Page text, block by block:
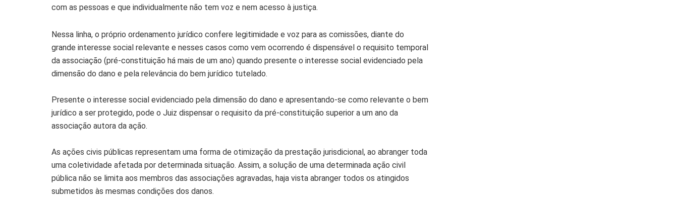
com as pessoas e que individualmente não tem voz e nem acesso à justiça.
Nessa linha, o próprio ordenamento jurídico confere legitimidade e voz para as comissões, diante do
grande interesse social relevante e nesses casos como vem ocorrendo é dispensável o requisito temporal
da associação (pré-constituição há mais de um ano) quando presente o interesse social evidenciado pela
dimensão do dano e pela relevância do bem jurídico tutelado.
Presente o interesse social evidenciado pela dimensão do dano e apresentando-se como relevante o bem
jurídico a ser protegido, pode o Juiz dispensar o requisito da pré-constituição superior a um ano da
associação autora da ação.
As ações civis públicas representam uma forma de otimização da prestação jurisdicional, ao abranger toda
uma coletividade afetada por determinada situação. Assim, a solução de uma determinada ação civil
pública não se limita aos membros das associações agravadas, haja vista abranger todos os atingidos
submetidos às mesmas condições dos danos.